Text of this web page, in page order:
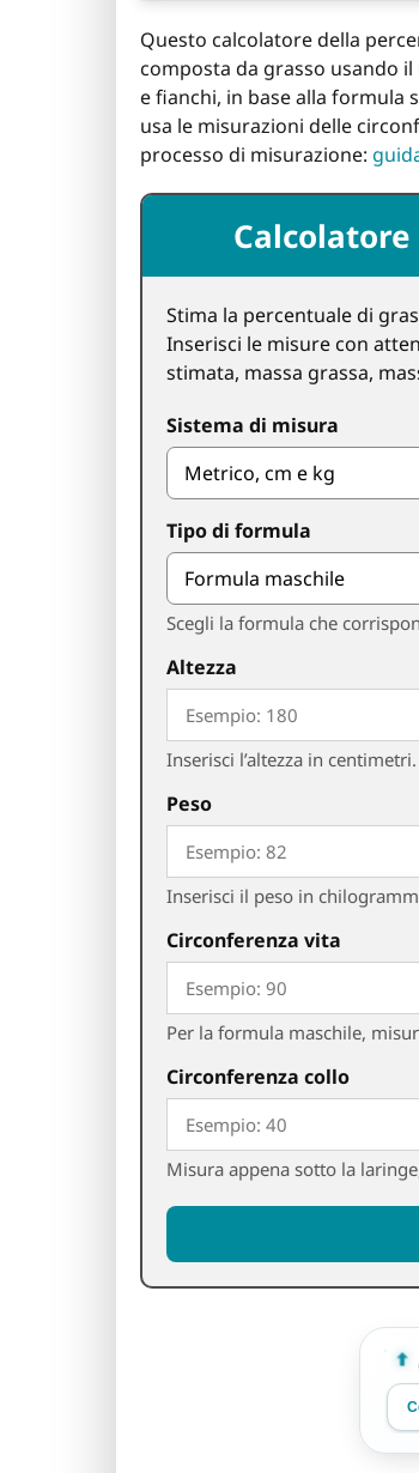
Questo calcolatore della
composta da grasso usando il
e fianchi, in base alla formula
usa le misurazioni delle
processo di misurazione:
Stima la percentuale di
Inserisci le misure con
stimata, massa grassa,
Sistema di misura
Tipo di formula
Scegli la formula che
Altezza
Inserisci l’altezza in centimetri.
Peso
Inserisci il peso in
Circonferenza vita
Per la formula maschile,
Circonferenza collo
Misura appena sotto la